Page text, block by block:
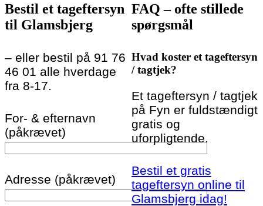
Bestil et tageftersyn
til Glamsbjerg
– eller bestil på 91 76
46 01 alle hverdage
fra 8-17.
For- & efternavn
(påkrævet)
Adresse (påkrævet)
FAQ – ofte stillede
spørgsmål
Hvad koster et tageftersyn
/ tagtjek?
Et tageftersyn / tagtjek
på Fyn er fuldstændigt
gratis og
uforpligtende.
Bestil et gratis
tageftersyn online til
Glamsbjerg idag!